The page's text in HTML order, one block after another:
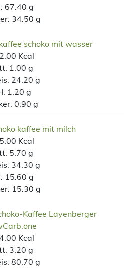
67.40 g
34.50 g
schoko mit wasser
Kcal
1.00 g
24.20 g
1.20 g
0.90 g
kaffee mit milch
Kcal
5.70 g
34.30 g
15.60 g
15.30 g
Kaffee Layenberger
Kcal
3.20 g
80.70 g